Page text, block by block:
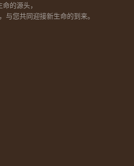
的源头，
与您共同迎接新生命的到来。